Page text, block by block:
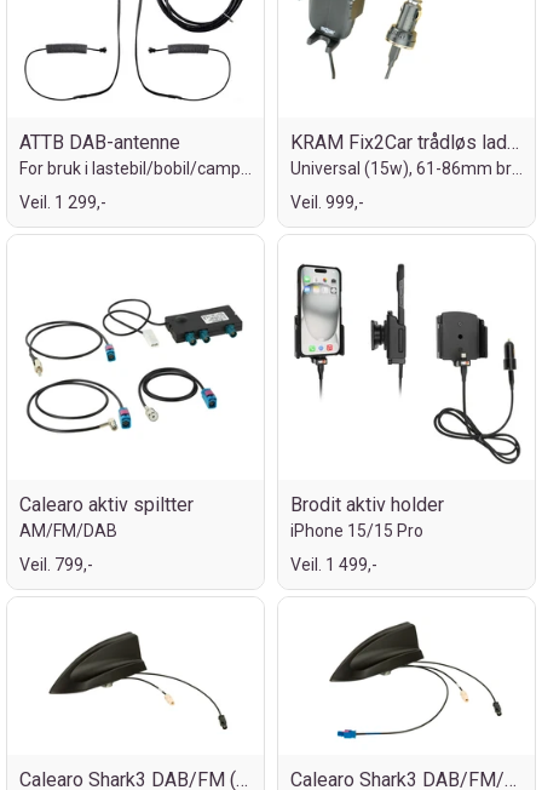
ATTB DAB-antenne
For bruk i lastebil/bobil/camping/båt
Veil. 1 299,-
KRAM Fix2Car trådløs lader
Universal (15w), 61-86mm bredde
Veil. 999,-
Calearo aktiv spiltter
AM/FM/DAB
Veil. 799,-
Brodit aktiv holder
iPhone 15/15 Pro
Veil. 1 499,-
Calearo Shark3 DAB/FM (Fakra) Calearo Shark3 DAB/FM/GPS (Fakra)